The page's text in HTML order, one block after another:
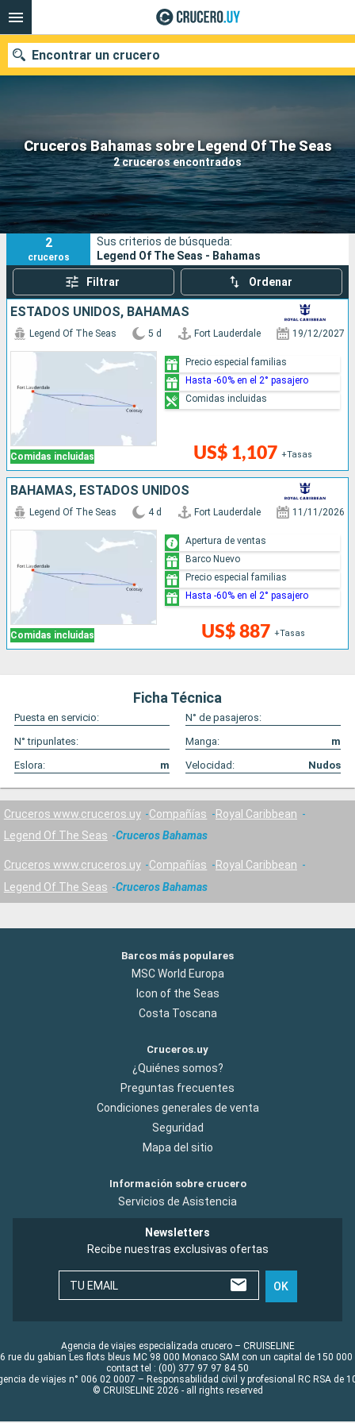
Cruceros Bahamas sobre Legend Of The Seas
2 cruceros encontrados
Encontrar un crucero
Nuestros destinos
Fecha de salida
Puertos Compañías
Buscar
2
cruceros
Sus criterios de búsqueda:
Legend Of The Seas - Bahamas
Filtrar Ordenar
ESTADOS UNIDOS, BAHAMAS
Comidas incluidas
Legend Of The Seas 5 d Fort Lauderdale 19/12/2027
US$ 1,107 +Tasas
Precio especial familias
Hasta -60% en el 2° pasajero
Comidas incluidas
BAHAMAS, ESTADOS UNIDOS
Comidas incluidas
Legend Of The Seas 4 d Fort Lauderdale 11/11/2026
US$ 887 +Tasas
Apertura de ventas
Barco Nuevo
Precio especial familias
Hasta -60% en el 2° pasajero
Ficha Técnica
Puesta en servicio:
N° de pasajeros:
N° tripunlates:
Manga:
m
Eslora:
m Velocidad: Nudos
Cruceros www.cruceros.uy Compañías
Royal Caribbean
Legend Of The Seas
Cruceros Bahamas
Cruceros www.cruceros.uy Compañías
Royal Caribbean
Legend Of The Seas
Cruceros Bahamas
Barcos más populares
MSC World Europa
Icon of the Seas
Costa Toscana
Cruceros.uy
¿Quiénes somos?
Preguntas frecuentes
Condiciones generales de venta
Seguridad
Mapa del sitio
Información sobre crucero
Servicios de Asistencia
Newsletters
Recibe nuestras exclusivas ofertas
TU EMAIL OK
Agencia de viajes especializada crucero – CRUISELINE
rue du gabian Les flots bleus MC 98 000 Monaco SAM con un capital de 150 000
contact tel : (00) 377 97 97 84 50
de viajes n° 006 02 0007 – Responsabilidad civil y profesional RC RSA de
© CRUISELINE 2026 - all rights reserved